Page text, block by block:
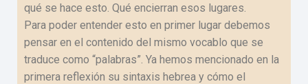
qué se hace esto. Qué encierran esos lugares.
Para poder entender esto en primer lugar debemos
pensar en el contenido del mismo vocablo que se
traduce como “palabras”. Ya hemos mencionado en la
primera reflexión su sintaxis hebrea y cómo el